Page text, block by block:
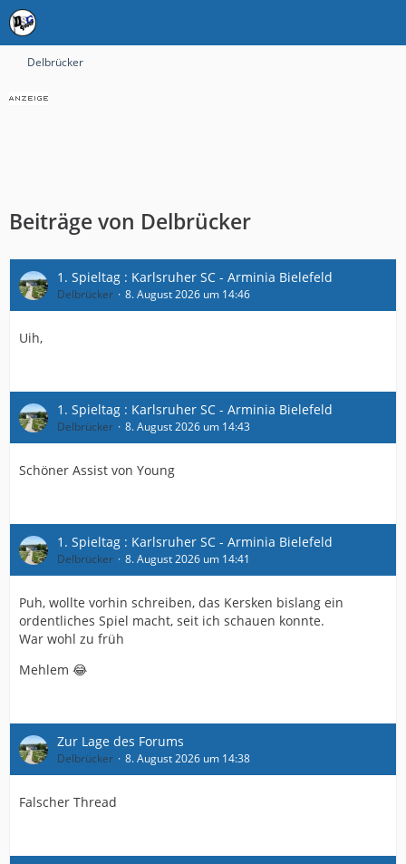
Delbrücker
Beiträge von Delbrücker
1. Spieltag : Karlsruher SC - Arminia Bielefeld
Delbrücker 8. August 2026 um 14:46
Uih,
1. Spieltag : Karlsruher SC - Arminia Bielefeld
Delbrücker 8. August 2026 um 14:43
Schöner Assist von Young
1. Spieltag : Karlsruher SC - Arminia Bielefeld
Delbrücker 8. August 2026 um 14:41
Puh, wollte vorhin schreiben, das Kersken bislang ein
ordentliches Spiel macht, seit ich schauen konnte.
War wohl zu früh
Mehlem 😂
Zur Lage des Forums
Delbrücker 8. August 2026 um 14:38
Falscher Thread